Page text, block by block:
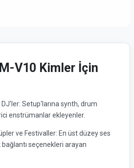
V10 Kimler İçin
DJ'ler: Setup'larına synth, drum
enstrümanlar ekleyenler.
ve Festivaller: En üst düzey ses
seçenekleri arayan